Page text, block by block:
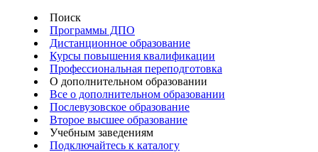
Поиск
Программы ДПО
Дистанционное образование
Курсы повышения квалификации
Профессиональная переподготовка
О дополнительном образовании
Все о дополнительном образовании
Послевузовское образование
Второе высшее образование
Учебным заведениям
Подключайтесь к каталогу